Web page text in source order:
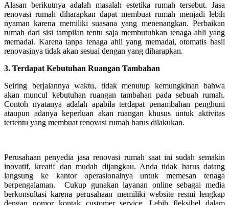
Alasan berikutnya adalah masalah estetika rumah tersebut. Jasa
renovasi rumah diharapkan dapat membuat rumah menjadi lebih
nyaman karena memiliki suasana yang menenangkan. Perbaikan
rumah dari sisi tampilan tentu saja membutuhkan tenaga ahli yang
memadai. Karena tanpa tenaga ahli yang memadai, otomatis hasil
renovasinya tidak akan sesuai dengan yang diharapkan.
3. Terdapat Kebutuhan Ruangan Tambahan
Seiring berjalannya waktu, tidak menutup kemungkinan bahwa
akan muncul kebutuhan ruangan tambahan pada sebuah rumah.
Contoh nyatanya adalah apabila terdapat penambahan penghuni
ataupun adanya keperluan akan ruangan khusus untuk aktivitas
tertentu yang membuat renovasi rumah harus dilakukan.
Perusahaan penyedia jasa renovasi rumah saat ini sudah semakin
inovatif, kreatif dan mudah dijangkau. Anda tidak harus datang
langsung ke kantor operasionalnya untuk memesan tenaga
berpengalaman. Cukup gunakan layanan online sebagai media
berkonsultasi karena perusahaan memiliki website resmi lengkap